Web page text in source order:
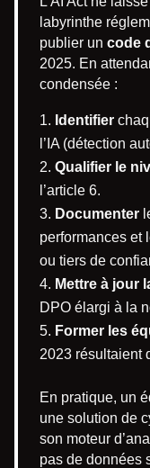
labyrinthe
publier un code
2025. En
condensée :
Identifier
l’IA (détection
Qualifier le
l’article 6.
Documenter
performances et
ou tiers de
Mettre à jour
DPO élargi à la
Former les
2023 résultaient
En pratique, un
une solution de
son moteur
pas de données